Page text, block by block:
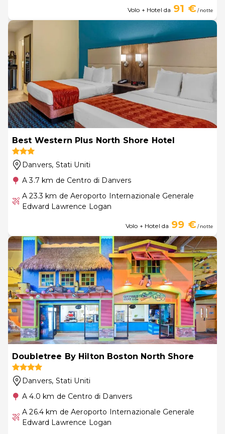
Volo + Hotel da 91 €/ notte
Best Western Plus North Shore Hotel
Danvers, Stati Uniti
A 3.7 km de Centro di Danvers
A 23.3 km de Aeroporto Internazionale Generale
Edward Lawrence Logan
Volo + Hotel da 99 €/ notte
Doubletree By Hilton Boston North Shore
Danvers, Stati Uniti
A 4.0 km de Centro di Danvers
A 26.4 km de Aeroporto Internazionale Generale
Edward Lawrence Logan